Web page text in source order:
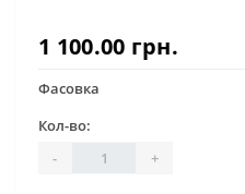
1 100.00 грн.
Фасовка
Кол-во:
-
+